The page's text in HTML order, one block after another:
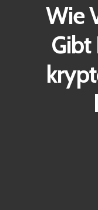
Wie
Gibt